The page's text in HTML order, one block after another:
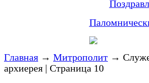
Главная → Митрополит →
архиерея | Страница 10